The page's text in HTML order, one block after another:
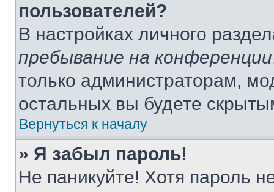
пользователей?
В настройках личного
пребывание на конференции
только администраторам,
остальных вы будете
Вернуться к началу
» Я забыл пароль!
Не паникуйте! Хотя пароль